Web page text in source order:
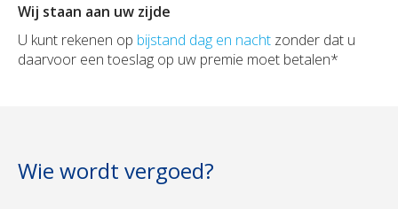
Wij staan aan uw zijde
U kunt rekenen op bijstand dag en nacht zonder dat u
daarvoor een toeslag op uw premie moet betalen*
Wie wordt vergoed?